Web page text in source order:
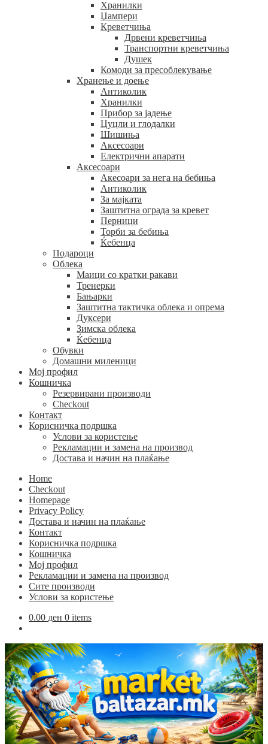
Хранилки
Џампери
Креветчиња
Дрвени креветчиња
Транспортни креветчиња
Душек
Комоди за пресоблекување
Хранење и доење
Антиколик
Хранилки
Прибор за јадење
Цуцли и глодалки
Шишиња
Аксесоари
Електрични апарати
Аксесоари
Акесоари за нега на бебиња
Антиколик
За мајката
Заштитна ограда за кревет
Перници
Торби за бебиња
Ќебенца
Подароци
Облека
Маици со кратки ракави
Тренерки
Бањарки
Заштитна тактичка облека и опрема
Дуксери
Зимска облека
Ќебенца
Обувки
Домашни миленици
Мој профил
Кошничка
Резервирани производи
Checkout
Контакт
Корисничка подршка
Услови за користење
Рекламации и замена на производ
Достава и начин на плаќање
Home
Checkout
Homepage
Privacy Policy
Достава и начин на плаќање
Контакт
Корисничка подршка
Кошничка
Мој профил
Рекламации и замена на производ
Сите производи
Услови за користење
0.00 ден 0 items